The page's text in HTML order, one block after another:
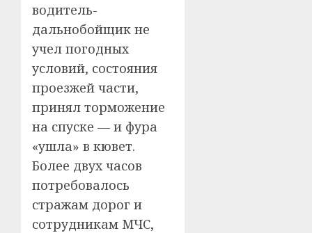
водитель-
дальнобойщик не
учел погодных
условий, состояния
проезжей части,
принял торможение
на спуске — и фура
«ушла» в кювет.
Более двух часов
потребовалось
стражам дорог и
сотрудникам МЧС,